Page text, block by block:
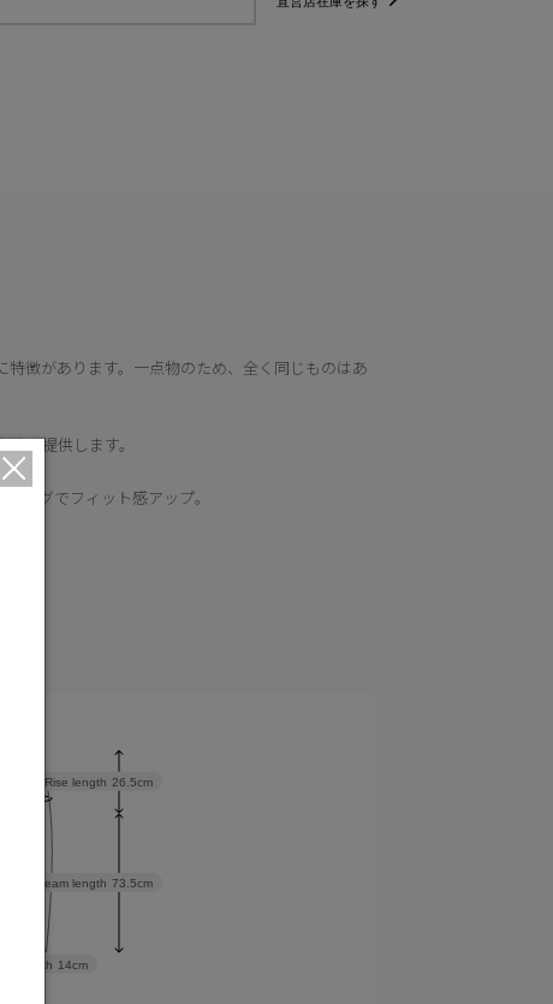
徴があります。一点物のため、全く同じものはあ
を提供します。
ングでフィット感アップ。
Inseam length 73.5cm
Rise length 26.5cm
Hem width 14cm